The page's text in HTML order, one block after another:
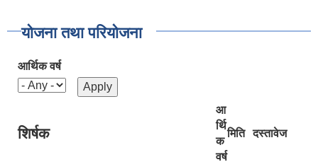
योजना तथा परियोजना
आर्थिक वर्ष
शिर्षक
आ
र्थि
क
वर्ष
मिति दस्तावेज